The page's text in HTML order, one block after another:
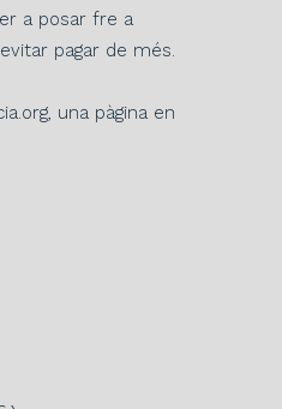
a posar fre a
pagar de més.
una pàgina en